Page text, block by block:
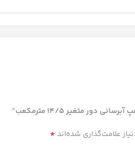
متغیر 14/5 مترمکعب”
علامت‌گذاری شده‌اند *